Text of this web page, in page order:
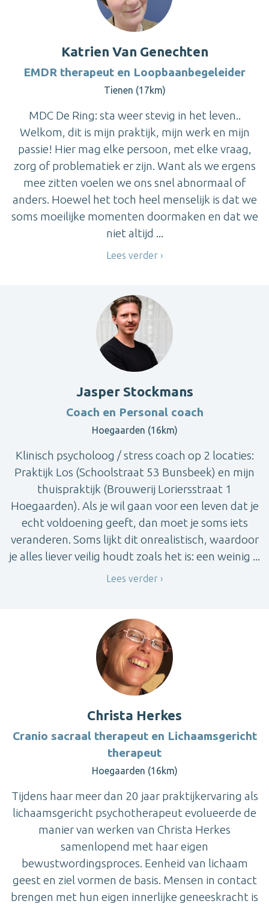
Katrien Van Genechten
EMDR therapeut en Loopbaanbegeleider
Tienen (17km)
MDC De Ring: sta weer stevig in het leven..
Welkom, dit is mijn praktijk, mijn werk en mijn
passie! Hier mag elke persoon, met elke vraag,
zorg of problematiek er zijn. Want als we ergens
mee zitten voelen we ons snel abnormaal of
anders. Hoewel het toch heel menselijk is dat we
soms moeilijke momenten doormaken en dat we
niet altijd ...
Lees verder
Jasper Stockmans
Coach en Personal coach
Hoegaarden (16km)
Klinisch psycholoog / stress coach op 2 locaties:
Praktijk Los (Schoolstraat 53 Bunsbeek) en mijn
thuispraktijk (Brouwerij Loriersstraat 1
Hoegaarden). Als je wil gaan voor een leven dat je
echt voldoening geeft, dan moet je soms iets
veranderen. Soms lijkt dit onrealistisch, waardoor
je alles liever veilig houdt zoals het is: een weinig ...
Lees verder
Christa Herkes
Cranio sacraal therapeut en Lichaamsgericht
therapeut
Hoegaarden (16km)
Tijdens haar meer dan 20 jaar praktijkervaring als
lichaamsgericht psychotherapeut evolueerde de
manier van werken van Christa Herkes
samenlopend met haar eigen
bewustwordingsproces. Eenheid van lichaam
geest en ziel vormen de basis. Mensen in contact
brengen met hun eigen innerlijke geneeskracht is